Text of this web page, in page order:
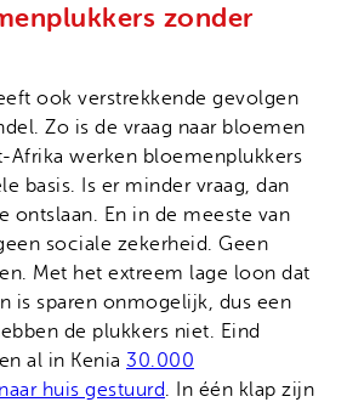
zonder
ook verstrekkende gevolgen
Zo is de vraag naar bloemen
Afrika werken bloemenplukkers
basis. Is er minder vraag, dan
ontslaan. En in de meeste van
sociale zekerheid. Geen
Met het extreem lage loon dat
is sparen onmogelijk, dus een
de plukkers niet. Eind
al in Kenia 30.000
huis gestuurd. In één klap zijn